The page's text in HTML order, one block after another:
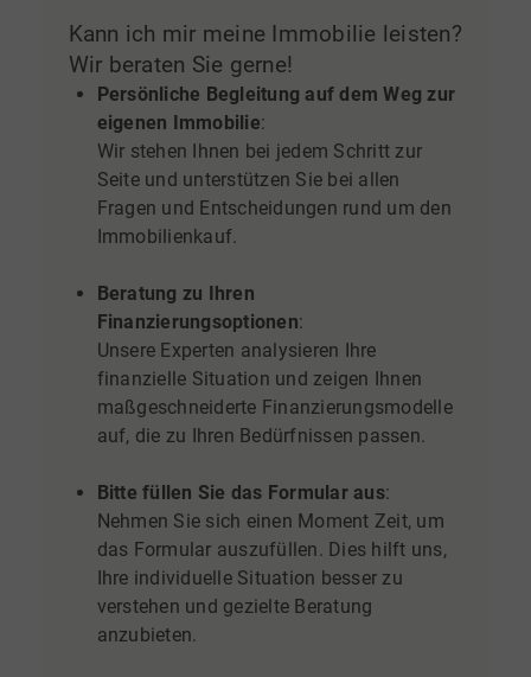
Kann ich mir meine Immobilie leisten?
Wir beraten Sie gerne!
Persönliche Begleitung auf dem Weg zur
eigenen Immobilie:
Wir stehen Ihnen bei jedem Schritt zur
Seite und unterstützen Sie bei allen
Fragen und Entscheidungen rund um den
Immobilienkauf.
Beratung zu Ihren
Finanzierungsoptionen:
Unsere Experten analysieren Ihre
finanzielle Situation und zeigen Ihnen
maßgeschneiderte Finanzierungsmodelle
auf, die zu Ihren Bedürfnissen passen.
Bitte füllen Sie das Formular aus:
Nehmen Sie sich einen Moment Zeit, um
das Formular auszufüllen. Dies hilft uns,
Ihre individuelle Situation besser zu
verstehen und gezielte Beratung
anzubieten.